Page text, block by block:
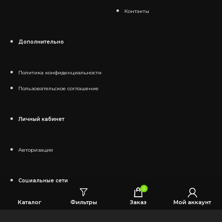
Контакты
Дополнительно
Политика конфиденциальности
Пользовательское соглашение
Личный кабинет
Авторизация
Социальные сети
Каталог Фильтры
0
Заказ Мой аккаунт